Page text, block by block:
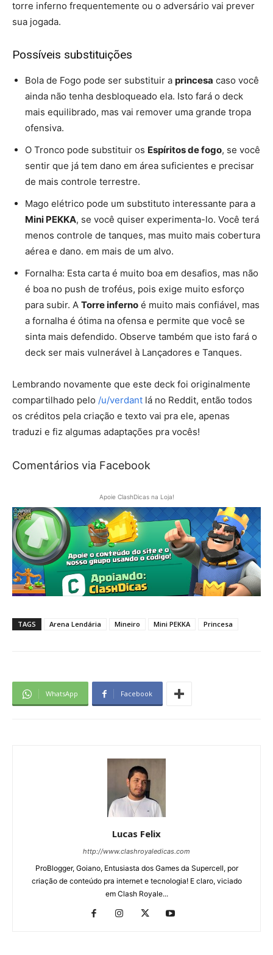
torre inferno frequentemente ou o adversário vai prever
sua jogada.
Possíveis substituições
Bola de Fogo pode ser substituir a princesa caso você
ainda não tenha desbloqueado ela. Isto fará o deck
mais equilibrado, mas vai remover uma grande tropa
ofensiva.
O Tronco pode substituir os Espíritos de fogo, se você
sentir que já tem dano em área suficientes e precisar
de mais controle terrestre.
Mago elétrico pode um substituto interessante para a
Mini PEKKA, se você quiser experimenta-lo. Você terá
menos controle de tanques, mas muito mais cobertura
aérea e dano. em mais de um alvo.
Fornalha: Esta carta é muito boa em desafios, mas não
é boa no push de troféus, pois exige muito esforço
para subir. A Torre inferno é muito mais confiável, mas
a fornalha é ótima na ofensa e permite que você se
sinta mais defendido. Observe também que isto fará o
deck ser mais vulnerável à Lançadores e Tanques.
Lembrando novamente que este deck foi originalmente
compartilhado pelo /u/verdant lá no Reddit, então todos
os créditos pela criação e texto vai pra ele, apenas
traduzi e fiz algumas adaptações pra vocês!
Comentários via Facebook
Apoie ClashDicas na Loja!
TAGS Arena Lendária Mineiro Mini PEKKA Princesa
WhatsApp Facebook
Lucas Felix
http://www.clashroyaledicas.com
ProBlogger, Goiano, Entusiasta dos Games da Supercell, por
criação de conteúdo pra internet e tecnologia! E claro, viciado
em Clash Royale...